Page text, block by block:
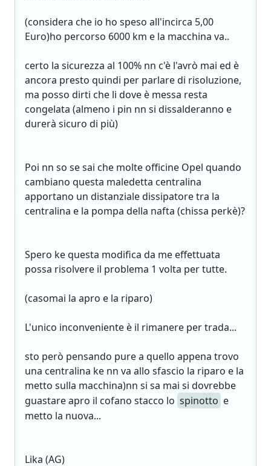
(considera che io ho speso all'incirca 5,00
Euro)ho percorso 6000 km e la macchina va..
certo la sicurezza al 100% nn c'è l'avrò mai ed è
ancora presto quindi per parlare di risoluzione,
ma posso dirti che li dove è messa resta
congelata (almeno i pin nn si dissalderanno e
durerà sicuro di più)
Poi nn so se sai che molte officine Opel quando
cambiano questa maledetta centralina
apportano un distanziale dissipatore tra la
centralina e la pompa della nafta (chissa perkè)?
Spero ke questa modifica da me effettuata
possa risolvere il problema 1 volta per tutte.
(casomai la apro e la riparo)
L'unico inconveniente è il rimanere per trada...
sto però pensando pure a quello appena trovo
una centralina ke nn va allo sfascio la riparo e la
metto sulla macchina)nn si sa mai si dovrebbe
guastare apro il cofano stacco lo spinotto e
metto la nuova...
Lika (AG)